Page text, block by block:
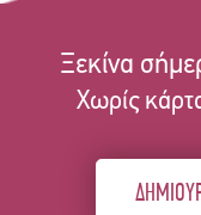
Ξεκίνα
Χωρίς